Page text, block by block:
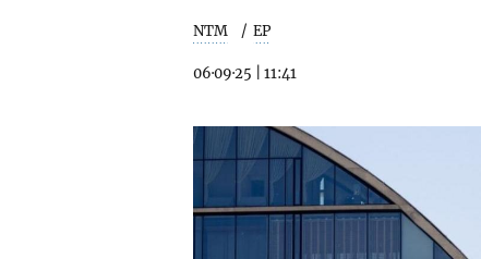
NTM EP
06·09·25 11:41